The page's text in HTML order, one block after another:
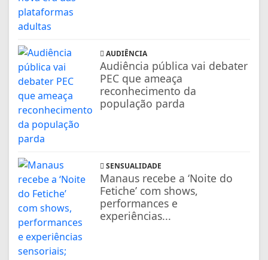
AUDIÊNCIA
Audiência pública vai debater
PEC que ameaça
reconhecimento da
população parda
SENSUALIDADE
Manaus recebe a ‘Noite do
Fetiche’ com shows,
performances e
experiências...